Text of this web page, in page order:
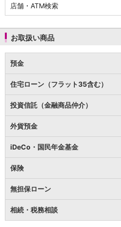
お借換えの方
フラット35
リ・バース60
カードローン
目的別ローンマイページ
保険
保険TOP
医療保険
就業不能保険
海外旅行保険
国内旅行傷害保険
スマホ保険
傷害保険
介護保険
カード
クレジットカード
デビットカード
店舗・ATM検索
お取扱い商品
預金
住宅ローン（フラット35含む）
投資信託（金融商品仲介）
外貨預金
iDeCo・国民年金基金
保険
無担保ローン
相続・税務相談